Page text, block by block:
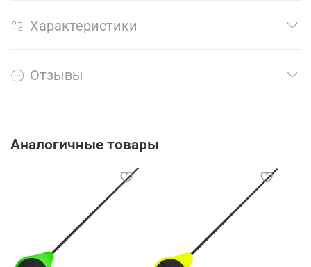
Характеристики
Отзывы
Аналогичные товары